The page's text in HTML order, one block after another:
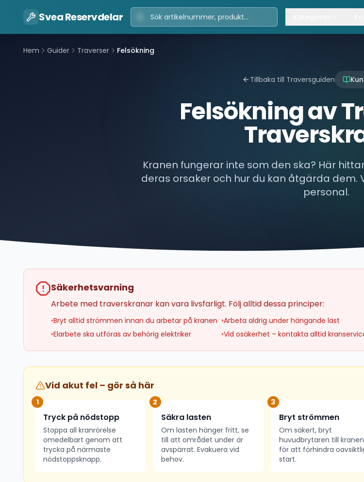
Svea Reservdelar
Lintelfrar
Industriportar
Truckar
Hissar
Processindustri
Lyftbord
Hem Guider Traverser Felsökning
Tillbaka till Traversguiden
Felsökning av
Kranen fungerar inte som den ska? Här
deras orsaker och hur du kan åtgärda dem.
personal.
Säkerhetsvarning
Arbete med traverskranar kan vara livsfarligt. Följ alltid dessa principer:
•Bryt alltid strömmen innan du arbetar på kranen •Arbeta aldrig under hängande last
•Elarbete ska utföras av behörig elektriker •Vid osäkerhet – kontakta alltid
Vid akut fel – gör så här
1
Tryck på nödstopp
Stoppa all kranrörelse
omedelbart genom att
trycka på närmaste
nödstoppsknapp.
2
Säkra lasten
Om lasten hänger fritt, se
till att området under är
avspärrat. Evakuera vid
behov.
3
Bryt strömmen
Om säkert, bryt
huvudbrytaren till kranen
för att förhindra
start.